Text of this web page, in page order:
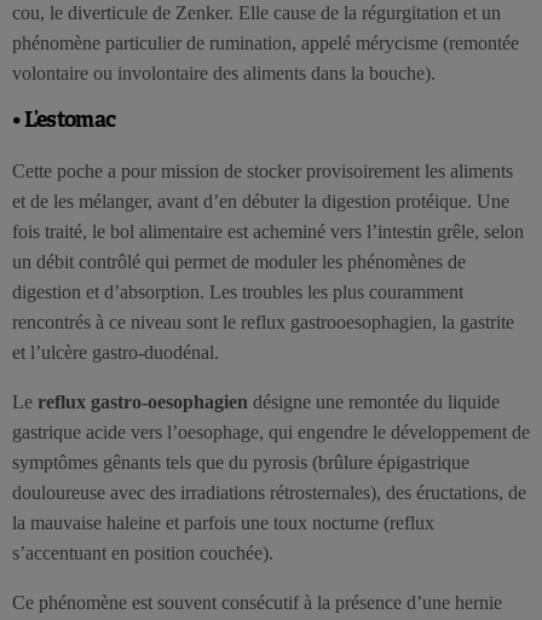
cou, le diverticule de Zenker. Elle cause de la régurgitation et un
phénomène particulier de rumination, appelé mérycisme (remontée
volontaire ou involontaire des aliments dans la bouche).
• L’estomac
Cette poche a pour mission de stocker provisoirement les aliments
et de les mélanger, avant d’en débuter la digestion protéique. Une
fois traité, le bol alimentaire est acheminé vers l’intestin grêle, selon
un débit contrôlé qui permet de moduler les phénomènes de
digestion et d’absorption. Les troubles les plus couramment
rencontrés à ce niveau sont le reflux gastrooesophagien, la gastrite
et l’ulcère gastro-duodénal.
Le reflux gastro-oesophagien désigne une remontée du liquide
gastrique acide vers l’oesophage, qui engendre le développement de
symptômes gênants tels que du pyrosis (brûlure épigastrique
douloureuse avec des irradiations rétrosternales), des éructations, de
la mauvaise haleine et parfois une toux nocturne (reflux
s’accentuant en position couchée).
Ce phénomène est souvent consécutif à la présence d’une hernie